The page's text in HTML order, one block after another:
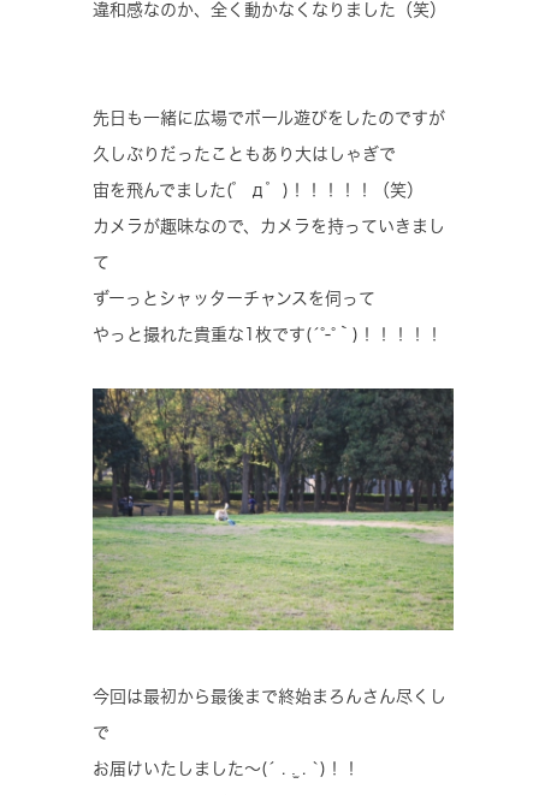
違和感なのか、全く動かなくなりました（笑）
先日も一緒に広場でボール遊びをしたのですが
久しぶりだったこともあり大はしゃぎで
宙を飛んでました(゜д゜)！！！！！（笑）
カメラが趣味なので、カメラを持っていきまし
て
ずーっとシャッターチャンスを伺って
やっと撮れた貴重な1枚です(´°‐°｀)！！！！！
今回は最初から最後まで終始まろんさん尽くし
で
お届けいたしました〜(´ . .̫ . `)！！